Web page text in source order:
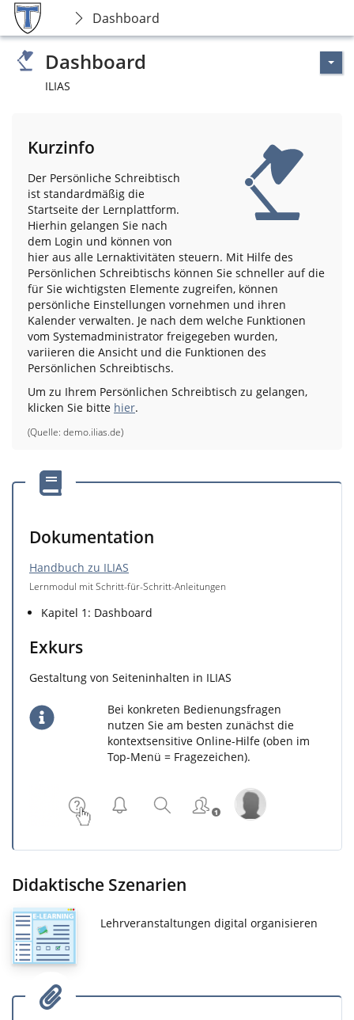
Dashboard
Dashboard
ILIAS
Kurzinfo
Der Persönliche Schreibtisch
ist standardmäßig die
Startseite der Lernplattform.
Hierhin gelangen Sie nach
dem Login und können von
hier aus alle Lernaktivitäten steuern. Mit Hilfe des
Persönlichen Schreibtischs können Sie schneller auf die
für Sie wichtigsten Elemente zugreifen, können
persönliche Einstellungen vornehmen und ihren
Kalender verwalten. Je nach dem welche Funktionen
vom Systemadministrator freigegeben wurden,
variieren die Ansicht und die Funktionen des
Persönlichen Schreibtischs.
Um zu Ihrem Persönlichen Schreibtisch zu gelangen,
klicken Sie bitte hier.
(Quelle: demo.ilias.de)
Dokumentation
Handbuch zu ILIAS
Lernmodul mit Schritt-für-Schritt-Anleitungen
Kapitel 1: Dashboard
Exkurs
Gestaltung von Seiteninhalten in ILIAS
Bei konkreten Bedienungsfragen
nutzen Sie am besten zunächst die
kontextsensitive Online-Hilfe (oben im
Top-Menü = Fragezeichen).
Didaktische Szenarien
Lehrveranstaltungen digital organisieren